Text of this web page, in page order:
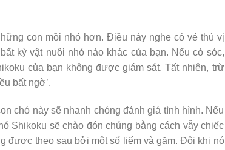
con mồi nhỏ hơn. Điều này nghe có vẻ thú vị
kỳ vật nuôi nhỏ nào khác của bạn. Nếu có sóc,
của bạn không được giám sát. Tất nhiên, trừ
bất ngờ’.
chó này sẽ nhanh chóng đánh giá tình hình. Nếu
Shikoku sẽ chào đón chúng bằng cách vẫy chiếc
được theo sau bởi một số liếm và gặm. Đôi khi nó